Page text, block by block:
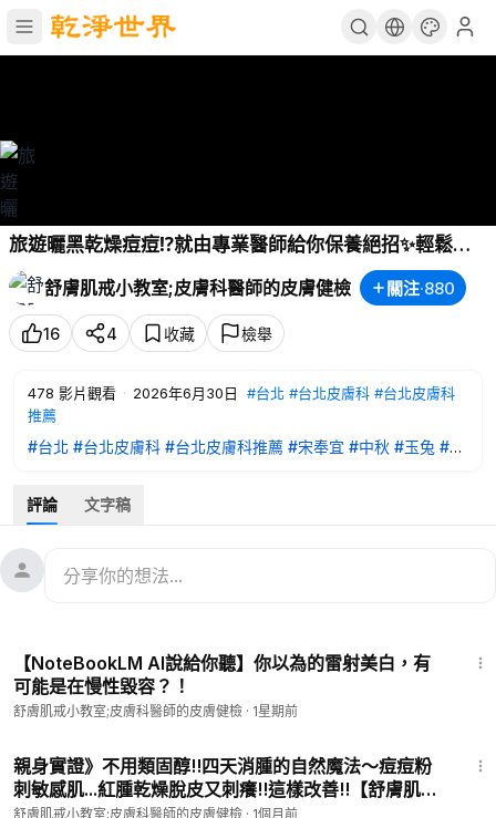
旅遊曬黑乾燥痘痘⁉️就由專業醫師給你保養絕招✨輕鬆逆
轉膚質❗正確保養讓你白皙透亮🌞🧴【舒膚肌戒小教室
EP58】#綺麗健康生技
舒膚肌戒小教室;皮膚科醫師的皮膚健檢 關注·880
16 4 收藏 檢舉
478 影片觀看 · 2026年6月30日 #台北 #台北皮膚科 #台北皮膚科
推薦
#台北 #台北皮膚科 #台北皮膚科推薦 #宋奉宜 #中秋 #玉兔 #嫦
00:00
00:55提到中秋節過後曬黑及紫外線問題
01:12
03:13使用錯誤保濕造成的毛孔堵塞，與正確保濕的好處
03:54橄欖油對皮膚代謝的幫助
05:29粉刺與皮膚暗沉的成因
中秋節護膚全攻略｜如何避免月餅引發的皮膚問題？🌕🍂
評論 文字稿
【NoteBookLM AI說給你聽】你以為的雷射美白，有
可能是在慢性毀容？！
舒膚肌戒小教室;皮膚科醫師的皮膚健檢 · 1星期前
親身實證》不用類固醇!!四天消腫的自然魔法～痘痘粉
刺敏感肌...紅腫乾燥脫皮又刺癢!!這樣改善!!【舒膚肌戒
小教室EP65】피부과 전문의가 추천하는 최신 피부 관리
舒膚肌戒小教室;皮膚科醫師的皮膚健檢 · 1個月前